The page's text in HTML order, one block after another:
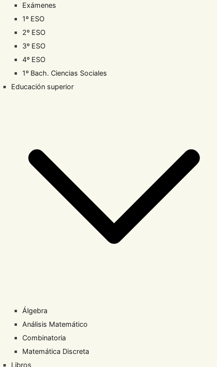
Exámenes
1º ESO
2º ESO
3º ESO
4º ESO
1º Bach. Ciencias Sociales
Educación superior
Álgebra
Análisis Matemático
Combinatoria
Matemática Discreta
Libros